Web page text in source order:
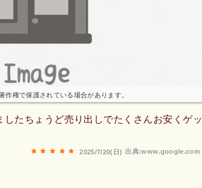
作権で保護されている場合があります。
たちょうど売り出しでたくさんお安くゲッ
出典:www.google.com
2025/7/20(日)